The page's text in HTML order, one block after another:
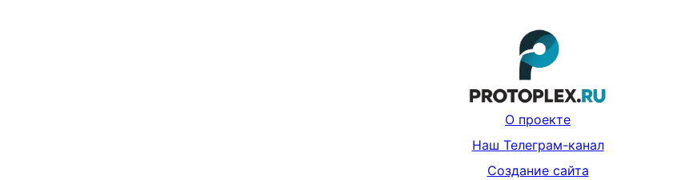
О проекте
Наш Телеграм-канал
Создание сайта